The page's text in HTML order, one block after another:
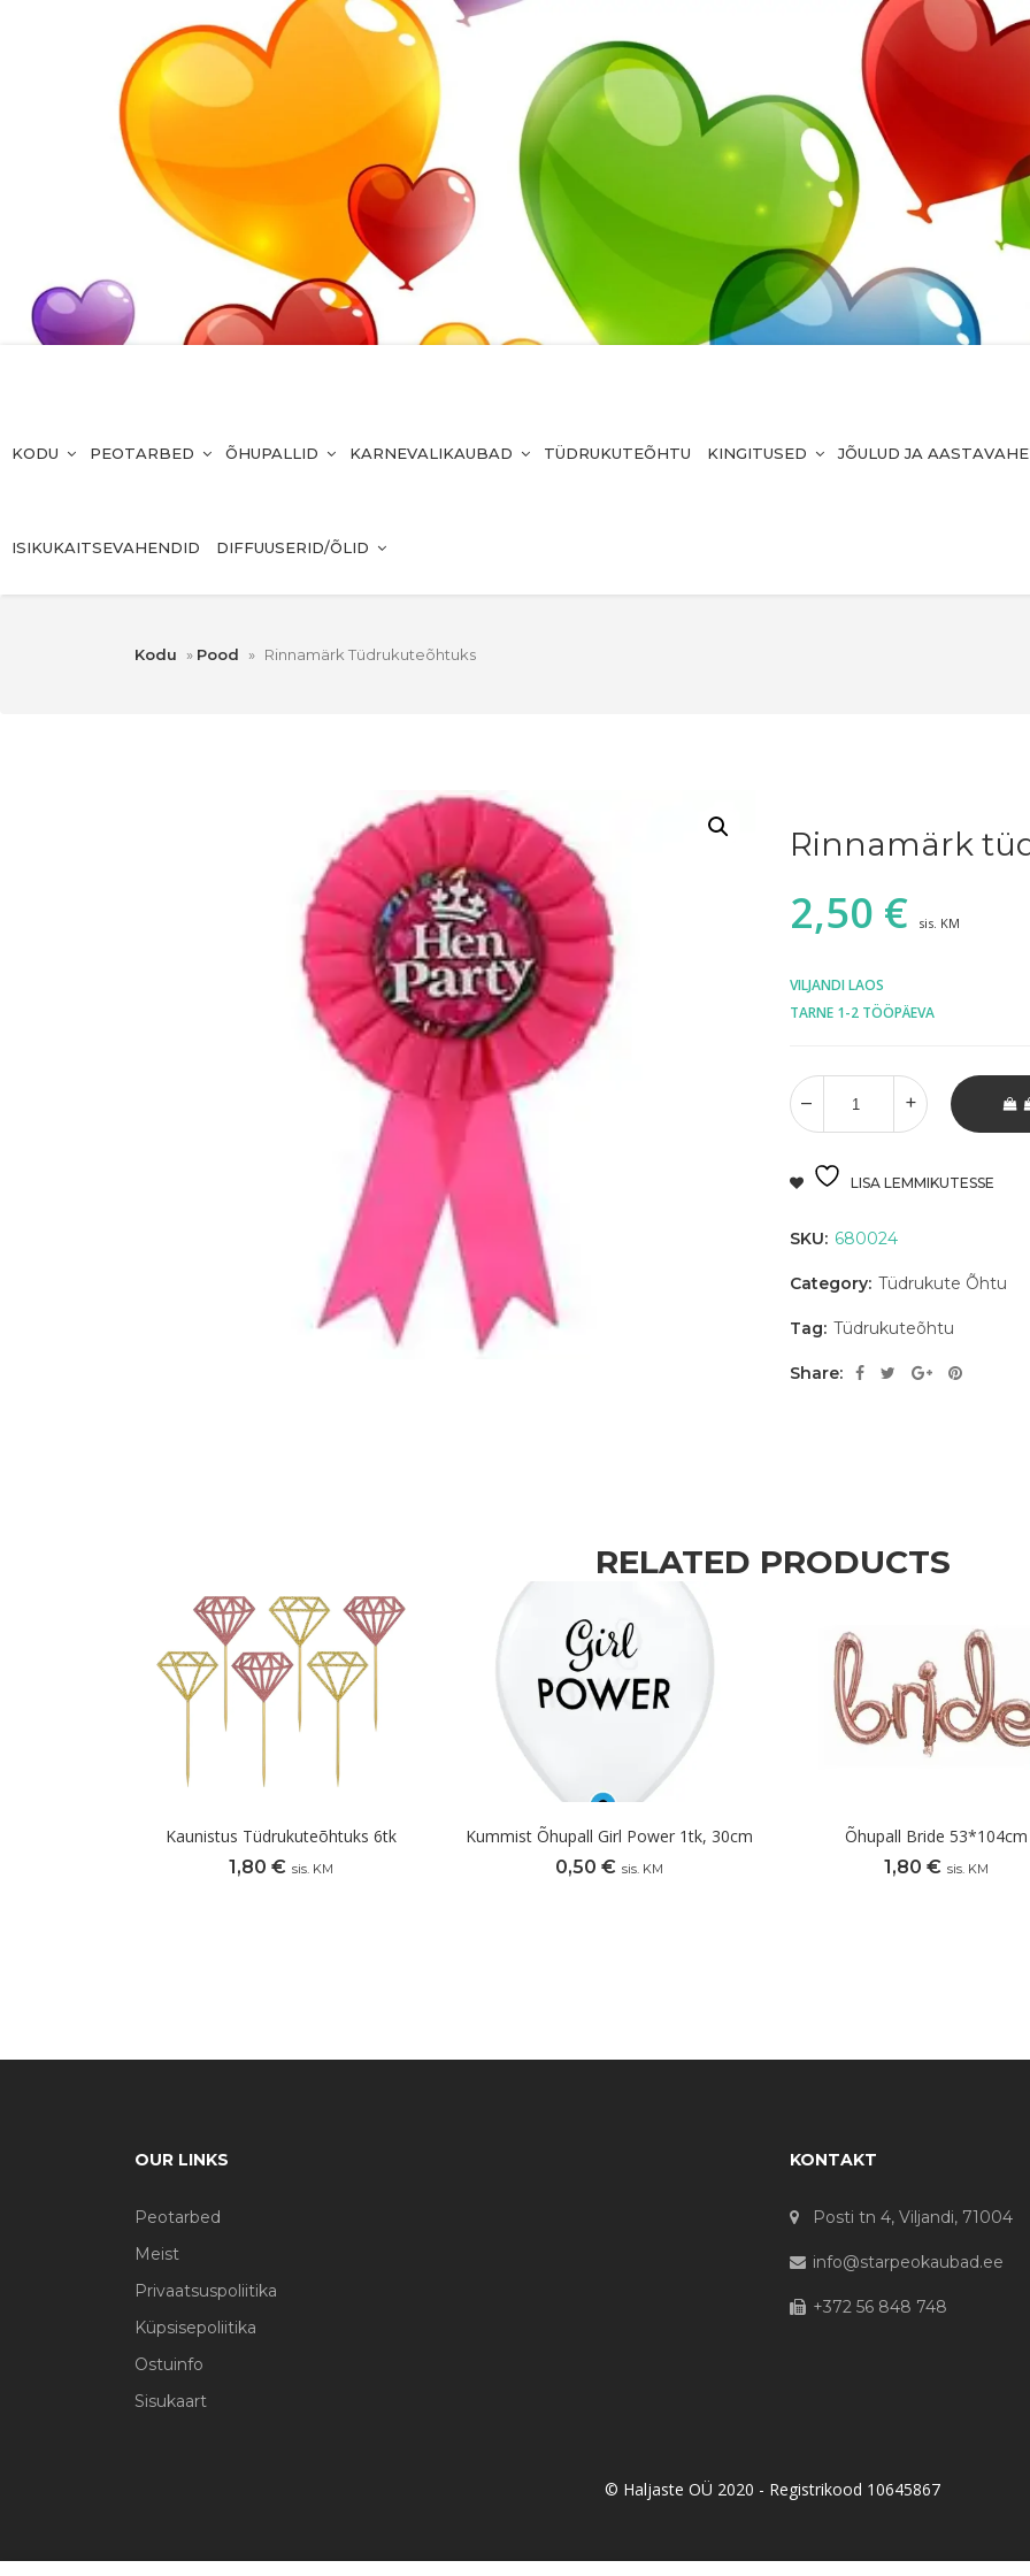
KODU PEOTARBED ÕHUPALLID KARNEVALIKAUBAD TÜDRUKUTEÕHTU KINGITUSED JÕULUD JA
ISIKUKAITSEVAHENDID DIFFUUSERID/ÕLID
Kodu » Pood » Rinnamärk Tüdrukuteõhtuks
Rinnamärk
2,50 € sis. KM
VILJANDI LAOS
TARNE 1-2 TÖÖPÄEVA
LISA LEMMIKUTESSE
SKU: 680024
Category: Tüdrukute Õhtu
Tag: Tüdrukuteõhtu
Share:
RELATED PRODUCTS
Kaunistus Tüdrukuteõhtuks 6tk
1,80 € sis. KM
Kummist Õhupall Girl Power 1tk, 30cm
0,50 € sis. KM
Õhupall Bride 53*104cm
1,80 € sis. KM
OUR LINKS
Peotarbed
Meist
Privaatsuspoliitika
Küpsisepoliitika
Ostuinfo
Sisukaart
KONTAKT
Posti tn 4, Viljandi, 71004
info@starpeokaubad.ee
+372 56 848 748
© Haljaste OÜ 2020 - Registrikood 10645867